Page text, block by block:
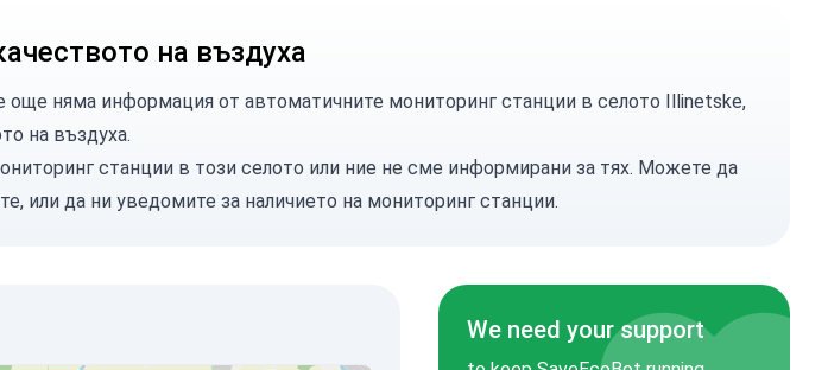
на въздуха
още няма информация от автоматичните мониторинг станции в селото Illinetske,
на въздуха.
станции в този селото или ние не сме информирани за тях. Можете да
или да ни уведомите за наличието на мониторинг станции.
We need your support